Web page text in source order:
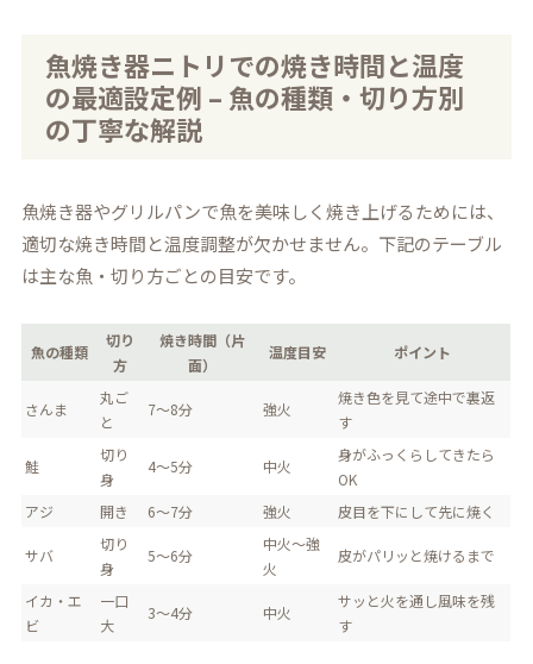
魚焼き器ニトリでの焼き時間と温度
の最適設定例 – 魚の種類・切り方別
の丁寧な解説
魚焼き器やグリルパンで魚を美味しく焼き上げるためには、
適切な焼き時間と温度調整が欠かせません。下記のテーブル
は主な魚・切り方ごとの目安です。
魚の種類
切り
方
焼き時間（片
面）
温度目安 ポイント
さんま
丸ご
と
7～8分 強火
焼き色を見て途中で裏返
す
鮭
切り
身
4～5分 中火
身がふっくらしてきたら
OK
アジ
開き 6～7分 強火 皮目を下にして先に焼く
サバ
切り
身
5～6分
中火～強
火
皮がパリッと焼けるまで
イカ・エ
ビ
一口
大
3～4分 中火
サッと火を通し風味を残
す